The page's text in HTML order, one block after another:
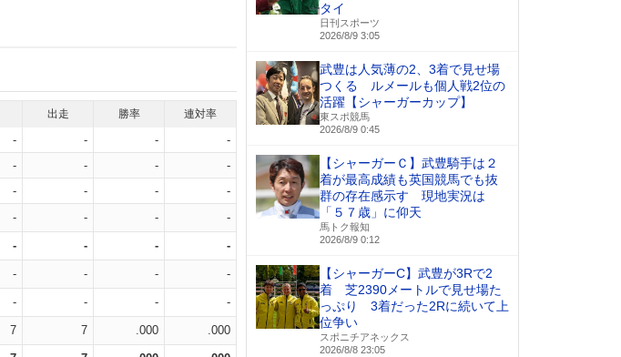
出走 勝率 連対率
- - -
-
- - -
-
- - -
-
- - - -
- - - -
- - - -
- - - -
7 7 .000 .000
タイ
日刊スポーツ
2026/8/9 3:05
武豊は人気薄の2、3着で見せ場
つくる ルメールも個人戦2位の
活躍【シャーガーカップ】
東スポ競馬
2026/8/9 0:45
【シャーガーＣ】武豊騎手は２
着が最高成績も英国競馬でも抜
群の存在感示す 現地実況は
「５７歳」に仰天
馬トク報知
2026/8/9 0:12
【シャーガーC】武豊が3Rで2
着 芝2390メートルで見せ場た
っぷり 3着だった2Rに続いて上
位争い
スポニチアネックス
2026/8/8 23:05